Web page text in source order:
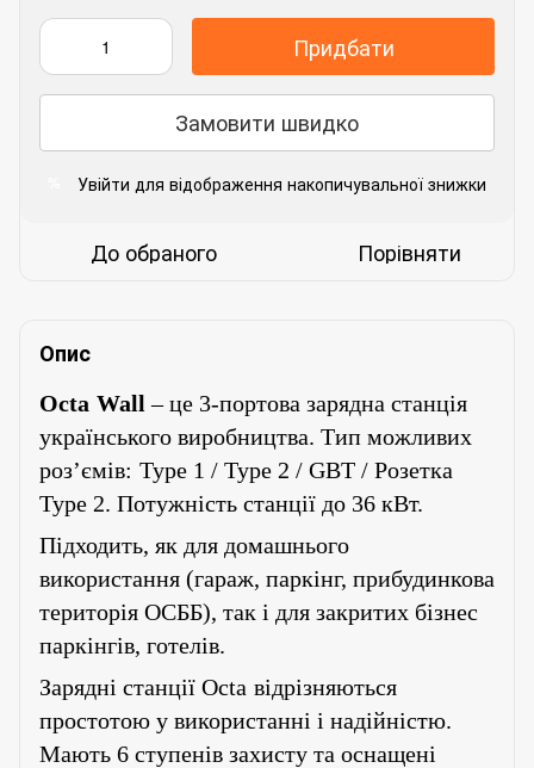
Придбати
Замовити швидко
Увійти для відображення накопичувальної знижки
До обраного Порівняти
Опис
Octa Wall – це 3-портова зарядна станція
українського виробництва. Тип можливих
роз’ємів: Type 1 / Type 2 / GBT / Розетка
Type 2. Потужність станції до 36 кВт.
Підходить, як для домашнього
використання (гараж, паркінг, прибудинкова
територія ОСББ), так і для закритих бізнес
паркінгів, готелів.
Зарядні станції Octa відрізняються
простотою у використанні і надійністю.
Мають 6 ступенів захисту та оснащені